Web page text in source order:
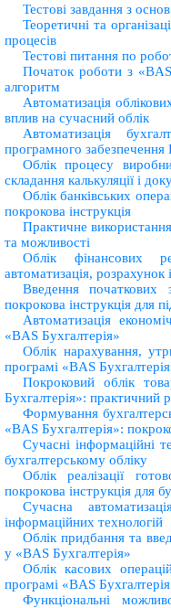
Тестові завдання з
Теоретичнi та
процесiв
Тестові питання по
Початок роботи з
алгоритм
Автоматизацiя
вплив на сучасний облiк
Автоматизація
програмного забезпечення
Облiк процесу
складання калькуляцiї i
Облік банківських
покрокова інструкція
Практичне
та можливості
Облік фінансових
автоматизація, розрахунок
Введення початкових
покрокова інструкція для
Автоматизація
«BAS Бухгалтерія»
Облік нарахування,
програмі «BAS
Покроковий облік
Бухгалтерія»: практичний
Формування
«BAS Бухгалтерія»:
Сучаснi iнформацiйнi
бухгалтерському облiку
Облiк реалiзацiї
покрокова iнструкцiя для
Сучасна
інформаційних технологій
Облiк придбання та
у «BAS Бухгалтерiя»
Облік касових
програмі «BAS
Функціональні